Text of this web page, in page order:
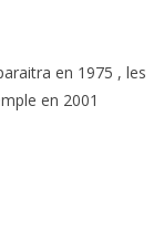
en 1975 , les
en 2001